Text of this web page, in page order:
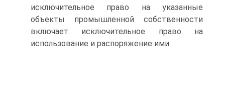
исключительное право на указанные
объекты промышленной собственности
включает исключительное право на
использование и распоряжение ими.